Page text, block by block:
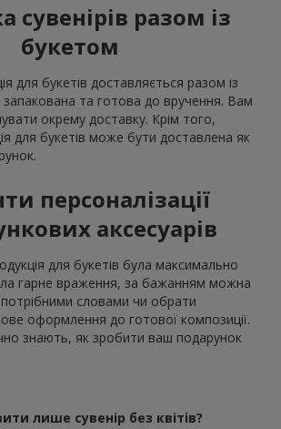
сувенірів разом із
букетом
для букетів доставляється разом із
запакована та готова до вручення. Вам
окрему доставку. Крім того,
для букетів може бути доставлена як
персоналізації
аксесуарів
для букетів була максимально
гарне враження, за бажанням можна
потрібними словами чи обрати
оформлення до готової композиції.
знають, як зробити ваш подарунок
лише сувенір без квітів?